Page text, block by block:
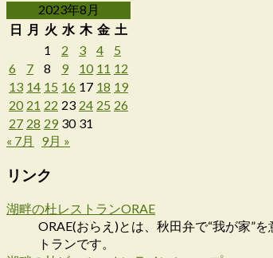
2023年8月
日 月 火 水 木 金 土
1
2 3 4
5
6
7 8 9 10 11 12
13 14 15 16 17 18 19
20 21 22 23 24 25 26
27 28 29 30 31
« 7月
9月 »
リンク
湖畔の杜レストランORAE
ORAE(おらえ)とは、秋田弁で“我が家”
トランです。